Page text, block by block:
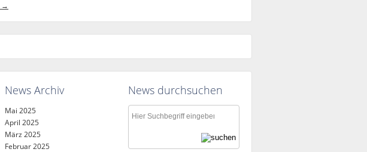
→
News Archiv
Mai 2025
April 2025
März 2025
Februar 2025
News durchsuchen